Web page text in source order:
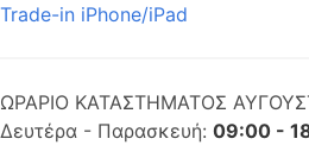
Trade-in iPhone/iPad
ΩΡΑΡΙΟ ΚΑΤΑΣΤΗΜΑΤΟΣ
Δευτέρα - Παρασκευή: 09:00 -